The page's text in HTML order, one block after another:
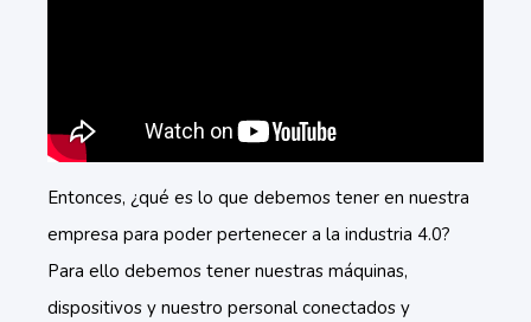
Entonces, ¿qué es lo que debemos tener en nuestra
empresa para poder pertenecer a la industria 4.0?
Para ello debemos tener nuestras máquinas,
dispositivos y nuestro personal conectados y